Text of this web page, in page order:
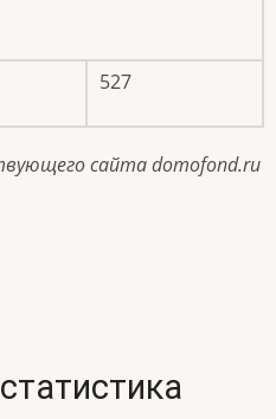
527
сайта domofond.ru